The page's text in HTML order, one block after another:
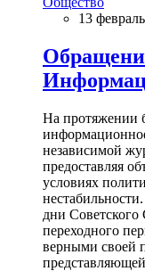
13
На протяжении
независимой
предоставляя
условиях
дни
переходного
верными своей